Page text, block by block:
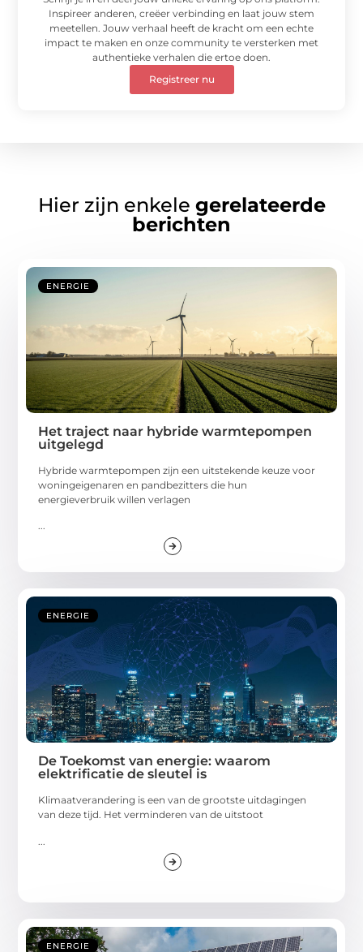
Inspireer anderen, creëer verbinding en laat jouw stem
meetellen. Jouw verhaal heeft de kracht om een echte
impact te maken en onze community te versterken met
authentieke verhalen die ertoe doen.
Registreer nu
Hier zijn enkele gerelateerde
berichten
ENERGIE
Het traject naar hybride warmtepompen
uitgelegd
Hybride warmtepompen zijn een uitstekende keuze voor
woningeigenaren en pandbezitters die hun
energieverbruik willen verlagen
...
ENERGIE
De Toekomst van energie: waarom
elektrificatie de sleutel is
Klimaatverandering is een van de grootste uitdagingen
van deze tijd. Het verminderen van de uitstoot
ENERGIE